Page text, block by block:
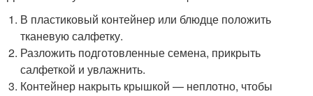
В пластиковый контейнер или блюдце положить
тканевую салфетку.
Разложить подготовленные семена, прикрыть
салфеткой и увлажнить.
Контейнер накрыть крышкой — неплотно, чтобы